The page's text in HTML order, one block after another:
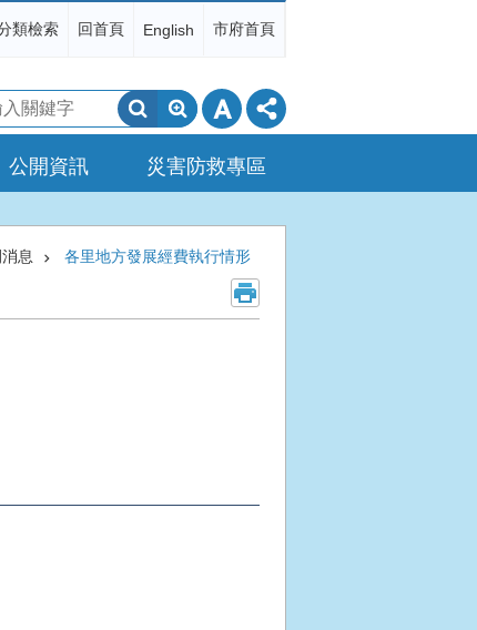
類檢索 回首頁 English 市府首頁
搜
尋
公開資訊 災害防救專區
息 各里地方發展經費執行情形